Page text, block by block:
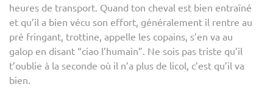
heures de transport. Quand ton cheval est bien entraîné
et qu’il a bien vécu son effort, généralement il rentre au
pré fringant, trottine, appelle les copains, s’en va au
galop en disant “ciao l’humain”. Ne sois pas triste qu’il
t’oublie à la seconde où il n’a plus de licol, c’est qu’il va
bien.